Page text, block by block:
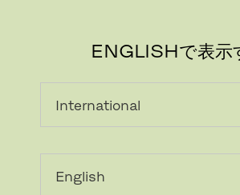
ENGLISHで表示